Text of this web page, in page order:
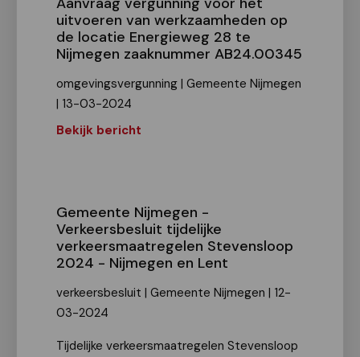
uitvoeren van werkzaamheden op
de locatie Energieweg 28 te
Nijmegen zaaknummer AB24.00345
omgevingsvergunning | Gemeente Nijmegen
| 13-03-2024
Bekijk bericht
Gemeente Nijmegen -
Verkeersbesluit tijdelijke
verkeersmaatregelen Stevensloop
2024 - Nijmegen en Lent
verkeersbesluit | Gemeente Nijmegen | 12-
03-2024
Tijdelijke verkeersmaatregelen Stevensloop